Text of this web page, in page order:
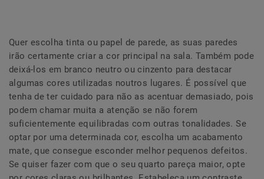
Quer escolha tinta ou papel de parede, as suas paredes
irão certamente criar a cor principal na sala. Também pode
deixá-los em branco neutro ou cinzento para destacar
algumas cores utilizadas noutros lugares. É possível que
tenha de ter cuidado para não as acentuar demasiado, pois
podem chamar muita a atenção se não forem
suficientemente equilibradas com outras tonalidades. Se
optar por uma determinada cor, escolha um acabamento
mate, que consegue esconder melhor pequenos defeitos.
Se quiser fazer com que o seu quarto pareça maior, opte